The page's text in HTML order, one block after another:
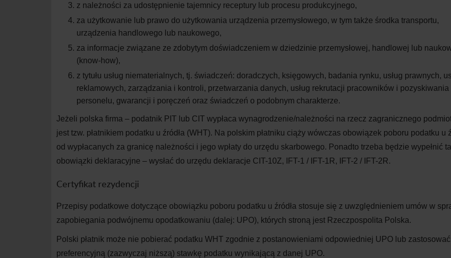
z należności za udostępnienie tajemnicy receptury lub procesu produkcyjnego,
za użytkowanie lub prawo do użytkowania urządzenia przemysłowego, w tym także środka transportu,
urządzenia handlowego lub naukowego,
za informacje związane ze zdobytym doświadczeniem w dziedzinie przemysłowej, handlowej lub
(know-how),
z tytułu usług niematerialnych, tj. świadczeń: doradczych, księgowych, badania rynku, usług prawnych,
reklamowych, zarządzania i kontroli, przetwarzania danych, usług rekrutacji pracowników i pozyskiwania
personelu, gwarancji i poręczeń oraz świadczeń o podobnym charakterze.
Jeżeli polska firma – podatnik PIT lub CIT wypłaca wynagrodzenie/należności na rzecz zagranicznego
jest tzw. płatnikiem podatku u źródła (WHT). Na polskim płatniku ciąży wówczas obowiązek poboru podatku u
od wypłacanych za granicę należności i jego wpłaty do urzędu skarbowego. Ponadto trzeba będzie wypełnić
obowiązki deklaracyjne – wysłać do urzędu deklaracje CIT-10Z, IFT-1 / IFT-1R, IFT-2 / IFT-2R.
Certyfikat rezydencji
Przepisy podatkowe dotyczące obowiązku poboru podatku u źródła stosuje się z uwzględnieniem umów w
zapobiegania podwójnemu opodatkowaniu (dalej: UPO), których stroną jest Rzeczpospolita Polska.
Polski płatnik może nie pobierać podatku WHT zgodnie z postanowieniami odpowiedniej UPO lub zastosować
preferencyjną (zazwyczaj niższą) stawkę podatku wynikającą z danej UPO.